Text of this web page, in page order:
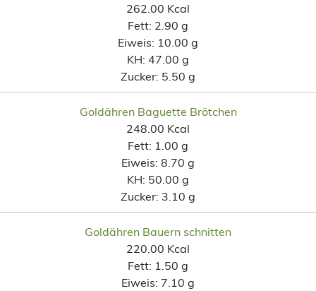
262.00 Kcal
Fett: 2.90 g
Eiweis: 10.00 g
KH: 47.00 g
Zucker: 5.50 g
Goldähren Baguette Brötchen
248.00 Kcal
Fett: 1.00 g
Eiweis: 8.70 g
KH: 50.00 g
Zucker: 3.10 g
Goldähren Bauern schnitten
220.00 Kcal
Fett: 1.50 g
Eiweis: 7.10 g